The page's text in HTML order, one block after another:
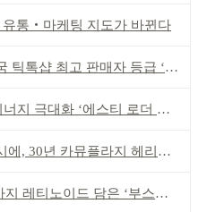
유통‧마케팅 지도가 바뀐다
톡샵 최고 판매자 등급 ‘Tier 5’ 달성
대화 ‘에스티 로더 스킨부스터’ 출시
, 30년 카뮤플라지 헤리티지 담아
티노이드 담은 ‘부스팅 세럼’ 출시